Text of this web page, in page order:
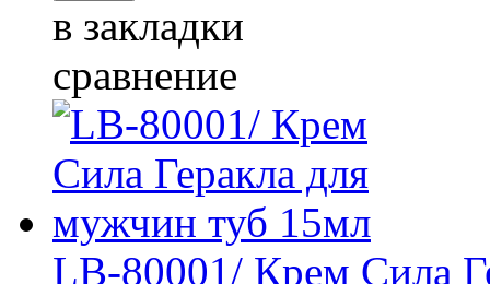
в закладки
сравнение
LB-80001/ Крем Сила